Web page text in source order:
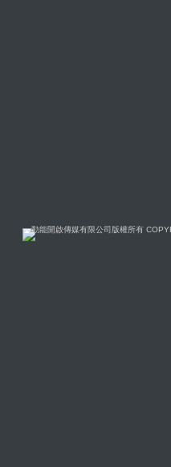
動能開啟傳媒有限公司版權所有